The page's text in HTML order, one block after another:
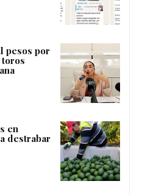
pesos por
en
destrabar